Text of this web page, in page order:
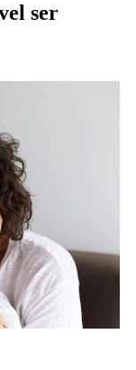
ser